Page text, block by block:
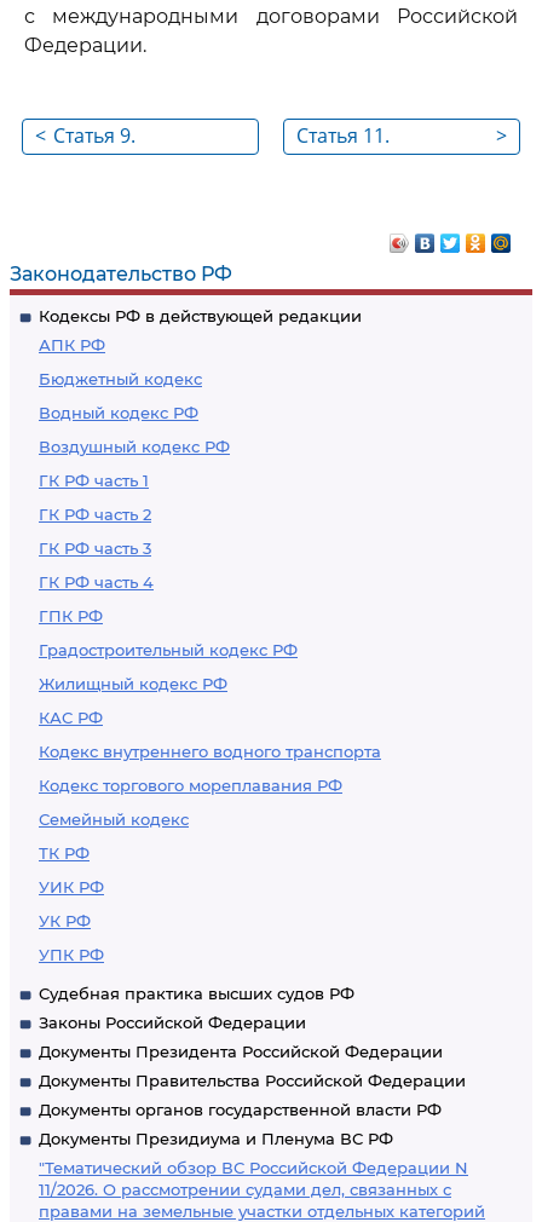
Законодательство РФ
Кодексы РФ в действующей редакции
АПК РФ
Бюджетный кодекс
Водный кодекс РФ
Воздушный кодекс РФ
ГК РФ часть 1
ГК РФ часть 2
ГК РФ часть 3
ГК РФ часть 4
ГПК РФ
Градостроительный кодекс РФ
Жилищный кодекс РФ
КАС РФ
Кодекс внутреннего водного транспорта
Кодекс торгового мореплавания РФ
Семейный кодекс
ТК РФ
УИК РФ
УК РФ
УПК РФ
Судебная практика высших судов РФ
Законы Российской Федерации
Документы Президента Российской Федерации
Документы Правительства Российской Федерации
Документы органов государственной власти РФ
Документы Президиума и Пленума ВС РФ
"Тематический обзор ВС Российской Федерации N
11/2026. О рассмотрении судами дел, связанных с
правами на земельные участки отдельных категорий
с международными договорами Российской
Федерации.
< Статья 9.
>
Статья 11.
современных
технологий и
информационных